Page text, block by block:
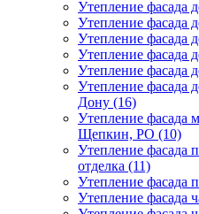
Утепление фасада
Утепление фасада
Утепление фасада
Утепление фасада
Утепление фасада
Утепление фасада
Дону (16)
Утепление фасада
Щепкин, РО (10)
Утепление фасада
отделка (11)
Утепление фасада
Утепление фасада